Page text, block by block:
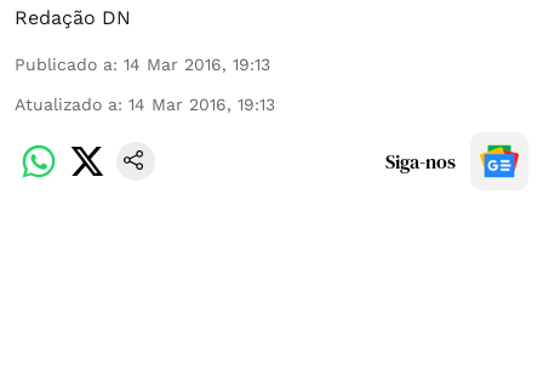
Redação DN
Publicado a: 14 Mar 2016, 19:13
Atualizado a: 14 Mar 2016, 19:13
Siga-nos